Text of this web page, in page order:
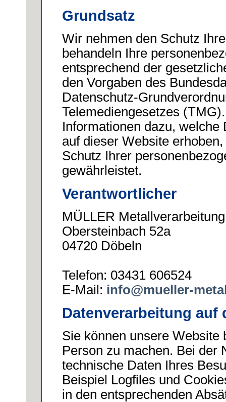
Grundsatz
Wir nehmen den Schutz
behandeln Ihre
entsprechend der
den Vorgaben des
Datenschutz-
Telemediengesetzes
Informationen dazu,
auf dieser Website
Schutz Ihrer
gewährleistet.
Verantwortlicher
MÜLLER
Obersteinbach 52a
04720 Döbeln
Telefon: 03431 606524
E-Mail: info@mueller-
Datenverarbeitung auf
Sie können unsere Website
Person zu machen. Bei der
technische Daten Ihres
Beispiel Logfiles und
in den entsprechenden